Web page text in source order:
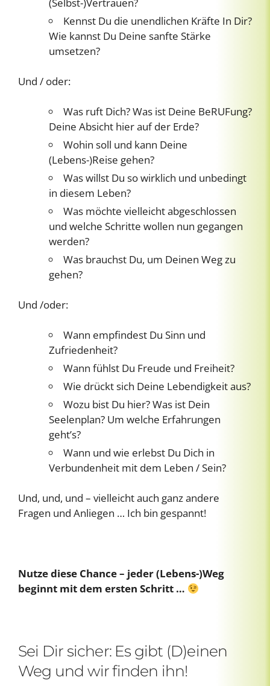
Kennst Du die unendlichen Kräfte In Dir?
Wie kannst Du Deine sanfte Stärke
umsetzen?
Und / oder:
Was ruft Dich? Was ist Deine BeRUFung?
Deine Absicht hier auf der Erde?
Wohin soll und kann Deine
(Lebens-)Reise gehen?
Was willst Du so wirklich und unbedingt
in diesem Leben?
Was möchte vielleicht abgeschlossen
und welche Schritte wollen nun gegangen
werden?
Was brauchst Du, um Deinen Weg zu
gehen?
Und /oder:
Wann empfindest Du Sinn und
Zufriedenheit?
Wann fühlst Du Freude und Freiheit?
Wie drückt sich Deine Lebendigkeit aus?
Wozu bist Du hier? Was ist Dein
Seelenplan? Um welche Erfahrungen
geht’s?
Wann und wie erlebst Du Dich in
Verbundenheit mit dem Leben / Sein?
Und, und, und – vielleicht auch ganz andere
Fragen und Anliegen … Ich bin gespannt!
Nutze diese Chance – jeder (Lebens-)Weg
beginnt mit dem ersten Schritt …
Sei Dir sicher: Es gibt (D)einen
Weg und wir finden ihn!